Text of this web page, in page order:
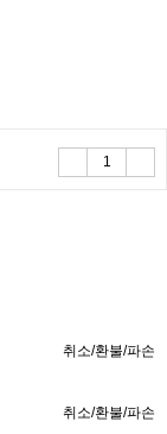
취소/환불/파손
취소/환불/파손